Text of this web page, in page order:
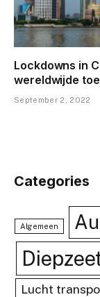
Lockdowns in
wereldwijde
September 2, 2022
Categories
Algemeen
Lucht